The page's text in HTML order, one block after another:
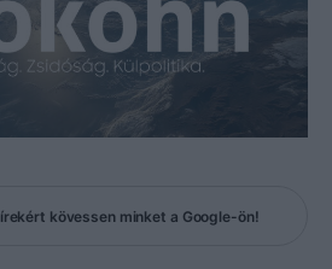
kövessen minket a Google-ön!